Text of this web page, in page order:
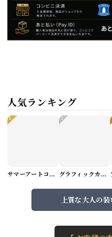
人気ランキング
1
サマーアートコーデセット（5パターン） M1048
2
グラフィックカーゴショートパンツ M1029
上質な大人の